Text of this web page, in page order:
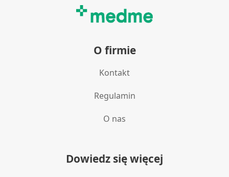
O firmie
Kontakt
Regulamin
O nas
Dowiedz się więcej
Wykorzystywanie profili w celu doboru
spersonalizowanych treści
Pomiar efektywności treści
Rozumienie odbiorców dzięki statystyce lub
Funkcje specjalne IAB: